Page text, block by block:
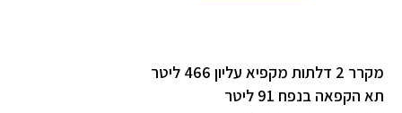
מקרר 2 דלתות מקפיא עליון 466 ליטר
תא הקפאה בנפח 91 ליטר